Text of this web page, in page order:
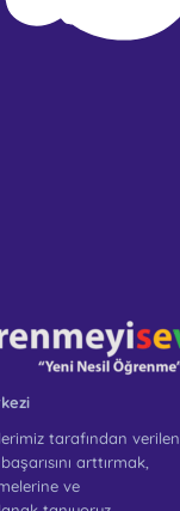
tarafından verilen
arttırmak,
ve